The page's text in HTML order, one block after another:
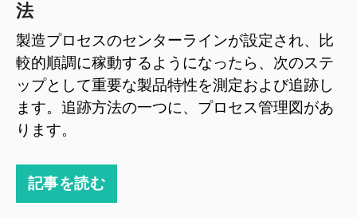
法
製造プロセスのセンターラインが設定され、比
較的順調に稼動するようになったら、次のステ
ップとして重要な製品特性を測定および追跡し
ます。追跡方法の一つに、プロセス管理図があ
ります。
記事を読む